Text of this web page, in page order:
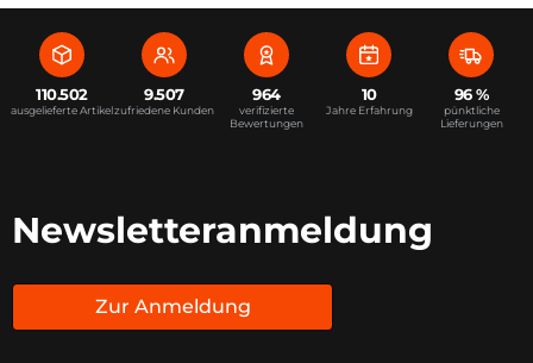
110.502
ausgelieferte Artikel
9.507
zufriedene Kunden
964
verifizierte
Bewertungen
10
Jahre Erfahrung
96 %
pünktliche
Lieferungen
Newsletteranmeldung
Zur Anmeldung